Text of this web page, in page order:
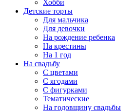
Хобби
Детские торты
Для мальчика
Для девочки
На рождение ребенка
На крестины
На 1 год
На свадьбу
С цветами
С ягодами
С фигурками
Тематические
На годовщину свадьбы